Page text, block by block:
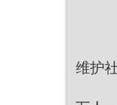
维护